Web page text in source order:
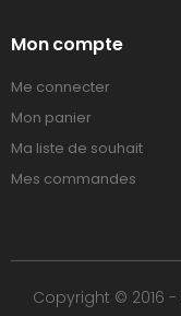
Mon compte
Me connecter
Mon panier
Ma liste de souhait
Mes commandes
Copyright © 2016 -